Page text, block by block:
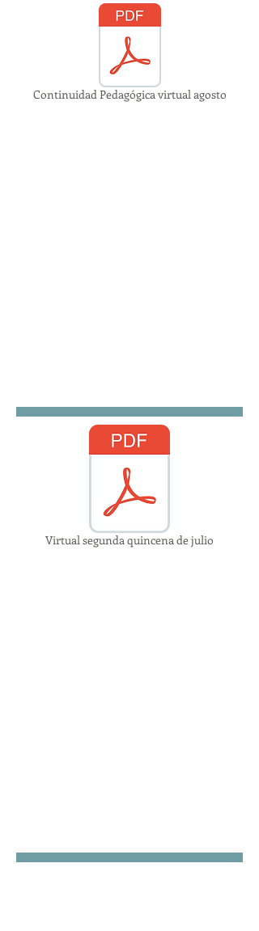
Continuidad Pedagógica virtual agosto
Virtual segunda quincena de julio